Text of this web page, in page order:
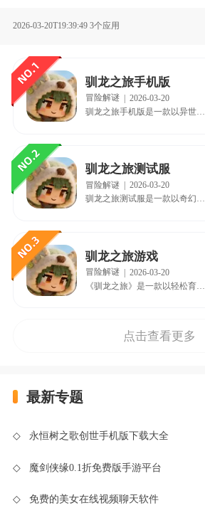
2026-03-20T19:39:49 3个应用
驯龙之旅手机版
冒险解谜 | 2026-03-20
驯龙之旅手机版是一款以异世界冒险为背景的轻松治愈向养成手游。在这款游戏中，你将扮演一位勇敢的冒险者，踏入神秘的拉法尔大陆，自由探索每一个角落。
驯龙之旅测试服
冒险解谜
2026-03-20
驯龙之旅测试服是一款以奇幻世界为背景的角色扮演冒险手游。游戏采用精致的二次元立绘与3D画面相结合的方式，为玩家构建了一个名为拉法尔大陆的广阔世界。
驯龙之旅游戏
冒险解谜 | 2026-03-20
点击查看更多
最新专题
◇ 永恒树之歌创世手机版下载大全
◇ 魔剑侠缘0.1折免费版手游平台
◇ 免费的美女在线视频聊天软件